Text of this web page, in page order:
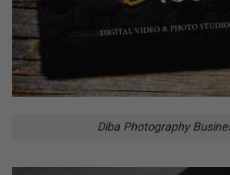
Diba Photography